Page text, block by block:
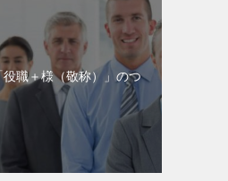
職＋様（敬称）」のつ